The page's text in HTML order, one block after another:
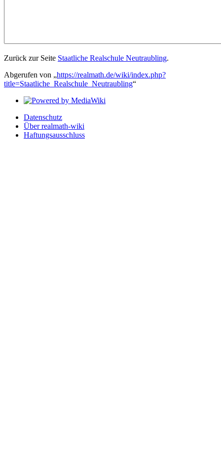
Zurück zur Seite Staatliche Realschule Neutraubling.
Abgerufen von „https://realmath.de/wiki/index.php?
title=Staatliche_Realschule_Neutraubling“
Datenschutz
Über realmath-wiki
Haftungsausschluss